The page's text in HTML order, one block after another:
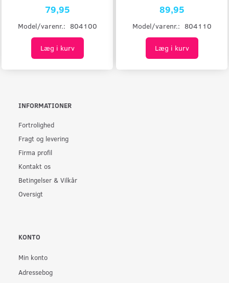
79,95
Model/varenr.: 804100
Læg i kurv
89,95
Model/varenr.: 804110
Læg i kurv
INFORMATIONER
Fortrolighed
Fragt og levering
Firma profil
Kontakt os
Betingelser & Vilkår
Oversigt
KONTO
Min konto
Adressebog